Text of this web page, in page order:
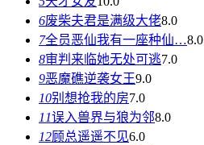
6废柴夫君是满级大佬8.0
7全员恶仙我有一座种仙…8.0
8审判来临她无处可逃7.0
9恶魔礁逆袭女王9.0
10别想抢我的房7.0
11误入兽界与狼为邻8.0
12顾总遥遥不见6.0